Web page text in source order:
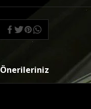
Önerileriniz